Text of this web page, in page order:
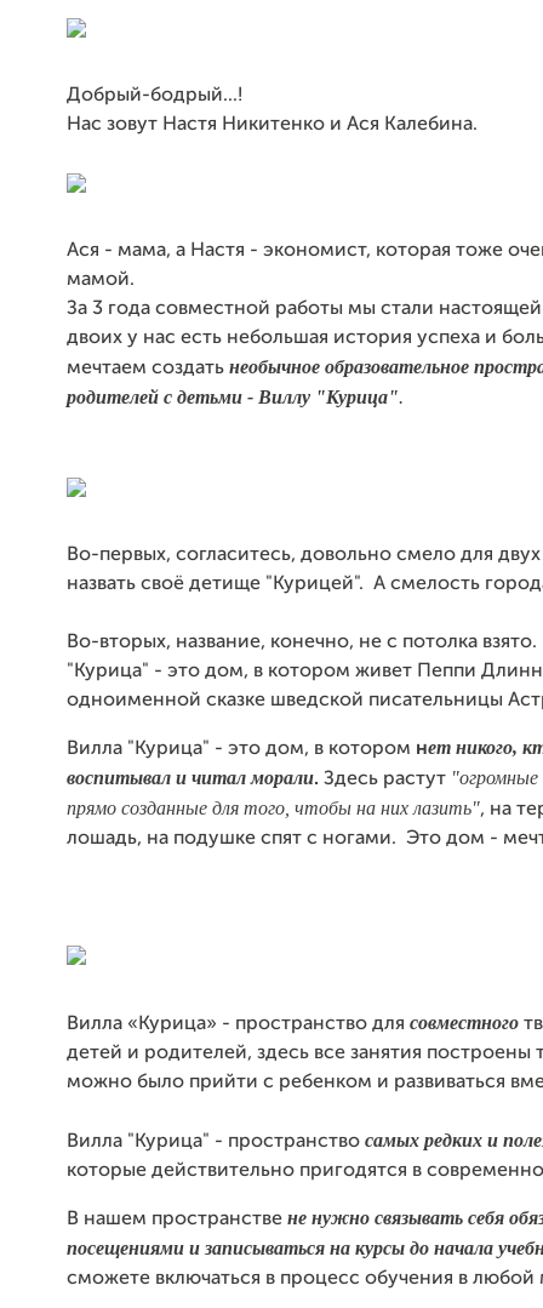
Добрый-бодрый...!
Нас зовут Настя Никитенко и Ася Калебина.
Ася - мама, а Настя - экономист, которая тоже
мамой.
За 3 года совместной работы мы стали
двоих у нас есть небольшая история успеха и
мечтаем создать необычное образовательное
родителей с детьми - Виллу "Курица".
Во-первых, согласитесь, довольно смело для
назвать своё детище "Курицей". А смелость
Во-вторых, название, конечно, не с потолка взято.
"Курица" - это дом, в котором живет Пеппи
одноименной сказке шведской писательницы
Вилла "Курица" - это дом, в котором нет никого,
воспитывал и читал морали. Здесь растут "огромные
прямо созданные для того, чтобы на них лазить", на
лошадь, на подушке спят с ногами. Это дом -
Вилла «Курица» - пространство для совместного
детей и родителей, здесь все занятия построены
можно было прийти с ребенком и развиваться
Вилла "Курица" - пространство самых редких и
которые действительно пригодятся в
В нашем пространстве не нужно связывать себя
посещениями и записываться на курсы до начала
сможете включаться в процесс обучения в любой